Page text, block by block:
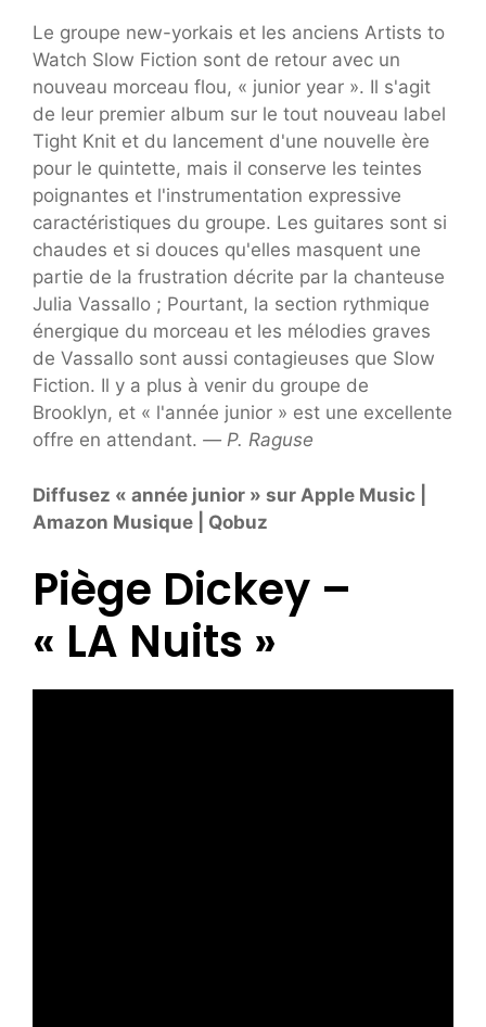
Le groupe new-yorkais et les anciens Artists to
Watch Slow Fiction sont de retour avec un
nouveau morceau flou, « junior year ». Il s'agit
de leur premier album sur le tout nouveau label
Tight Knit et du lancement d'une nouvelle ère
pour le quintette, mais il conserve les teintes
poignantes et l'instrumentation expressive
caractéristiques du groupe. Les guitares sont si
chaudes et si douces qu'elles masquent une
partie de la frustration décrite par la chanteuse
Julia Vassallo ; Pourtant, la section rythmique
énergique du morceau et les mélodies graves
de Vassallo sont aussi contagieuses que Slow
Fiction. Il y a plus à venir du groupe de
Brooklyn, et « l'année junior » est une excellente
offre en attendant. — P. Raguse
Diffusez « année junior » sur Apple Music |
Amazon Musique | Qobuz
Piège Dickey –
« LA Nuits »